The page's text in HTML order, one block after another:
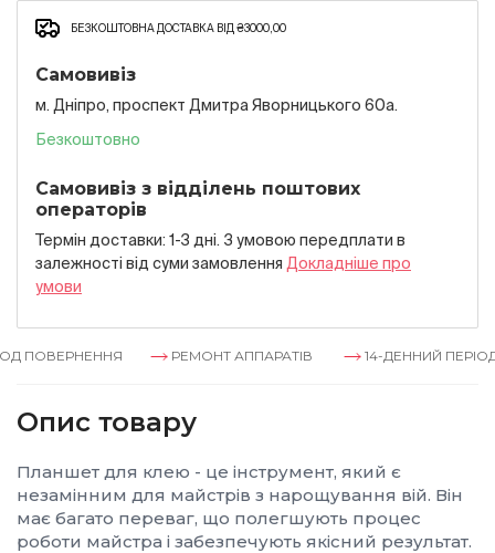
БЕЗКОШТОВНА ДОСТАВКА ВІД ₴3000,00
Самовивіз
м. Дніпро, проспект Дмитра Яворницького 60а.
Безкоштовно
Самовивіз з відділень поштових
операторів
Термін доставки: 1-3 дні. З умовою передплати в
залежностi вiд суми замовлення Докладнiше про
умови
ПОВЕРНЕННЯ РЕМОНТ АППАРАТІВ 14-ДЕННИЙ ПЕРІОД
Опис товару
Планшет для клею - це інструмент, який є
незамінним для майстрів з нарощування вій. Він
має багато переваг, що полегшують процес
роботи майстра і забезпечують якісний результат.